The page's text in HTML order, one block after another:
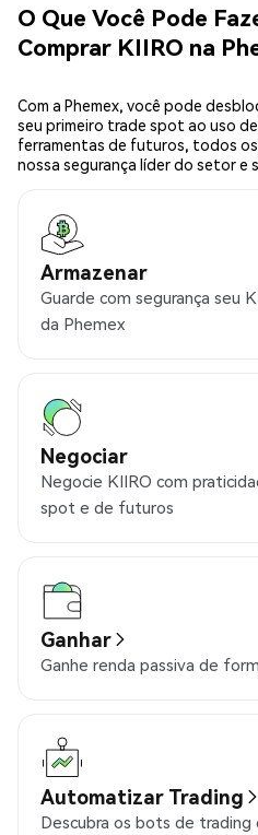
O Que Você Pode
Comprar KIIRO na
Com a Phemex, você pode
seu primeiro trade spot ao uso
ferramentas de futuros, todos
nossa segurança líder do setor e
Armazenar
Guarde com segurança seu
da Phemex
Negociar
Negocie KIIRO com
spot e de futuros
Ganhar
Ganhe renda passiva de
Automatizar Trading
Descubra os bots de trading